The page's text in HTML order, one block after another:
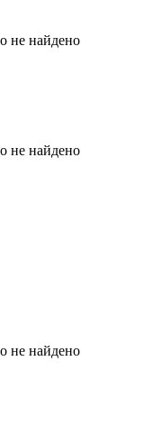
не найдено
не найдено
не найдено